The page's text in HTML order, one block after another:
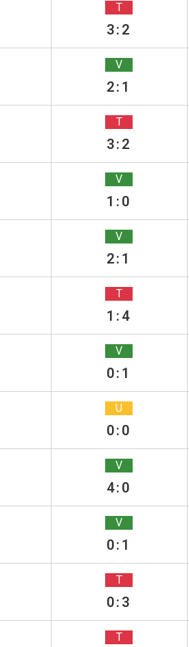
T
3:2
V
2:1
T
3:2
V
1:0
V
2:1
T
1:4
V
0:1
U
0:0
V
4:0
V
0:1
T
0:3
T